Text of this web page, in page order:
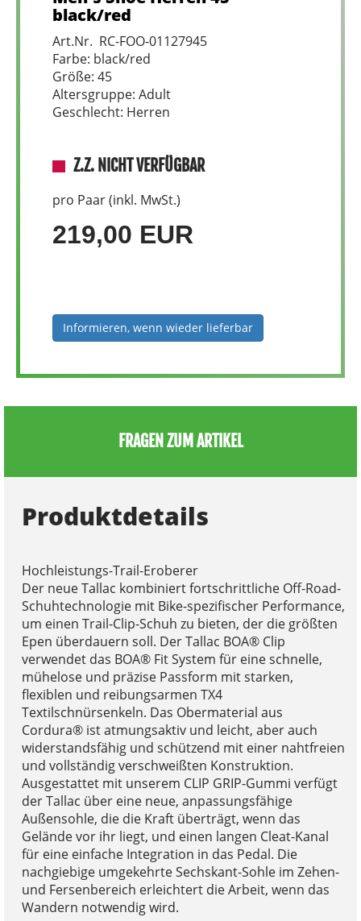
black/red
Art.Nr. RC-FOO-01127945
Farbe: black/red
Größe: 45
Altersgruppe: Adult
Geschlecht: Herren
Z.Z. NICHT VERFÜGBAR
pro Paar (inkl. MwSt.)
219,00 EUR
Informieren, wenn wieder lieferbar
FRAGEN ZUM ARTIKEL
Produktdetails
Hochleistungs-Trail-Eroberer
Der neue Tallac kombiniert fortschrittliche Off-Road-
Schuhtechnologie mit Bike-spezifischer Performance,
um einen Trail-Clip-Schuh zu bieten, der die größten
Epen überdauern soll. Der Tallac BOA® Clip
verwendet das BOA® Fit System für eine schnelle,
mühelose und präzise Passform mit starken,
flexiblen und reibungsarmen TX4
Textilschnürsenkeln. Das Obermaterial aus
Cordura® ist atmungsaktiv und leicht, aber auch
widerstandsfähig und schützend mit einer nahtfreien
und vollständig verschweißten Konstruktion.
Ausgestattet mit unserem CLIP GRIP-Gummi verfügt
der Tallac über eine neue, anpassungsfähige
Außensohle, die die Kraft überträgt, wenn das
Gelände vor ihr liegt, und einen langen Cleat-Kanal
für eine einfache Integration in das Pedal. Die
nachgiebige umgekehrte Sechskant-Sohle im Zehen-
und Fersenbereich erleichtert die Arbeit, wenn das
Wandern notwendig wird.